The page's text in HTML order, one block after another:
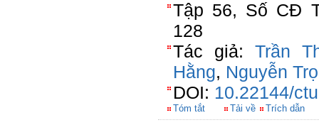
Tập 56, Số CĐ
128
Tác giả: Trần
Hằng, Nguyễn
DOI: 10.22144/
Tóm tắt Tải về Trích dẫn